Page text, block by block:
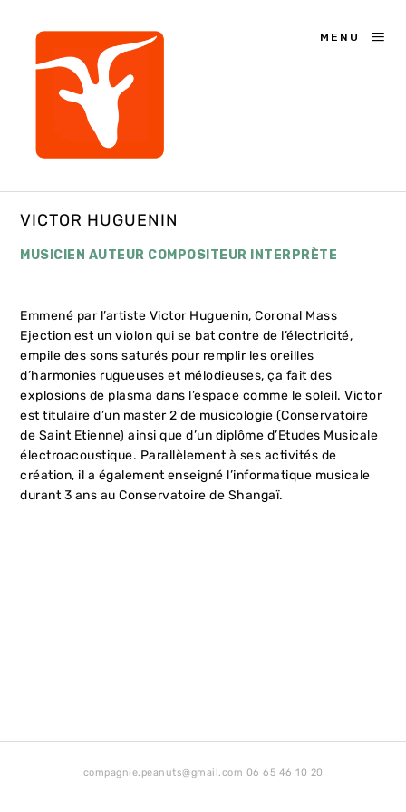
MENU
VICTOR HUGUENIN
MUSICIEN AUTEUR COMPOSITEUR INTERPRÈTE
Emmené par l’artiste Victor Huguenin, Coronal Mass
Ejection est un violon qui se bat contre de l’électricité,
empile des sons saturés pour remplir les oreilles
d’harmonies rugueuses et mélodieuses, ça fait des
explosions de plasma dans l’espace comme le soleil. Victor
est titulaire d’un master 2 de musicologie (Conservatoire
de Saint Etienne) ainsi que d’un diplôme d’Etudes Musicale
électroacoustique. Parallèlement à ses activités de
création, il a également enseigné l’informatique musicale
durant 3 ans au Conservatoire de Shangaï.
compagnie.peanuts@gmail.com 06 65 46 10 20